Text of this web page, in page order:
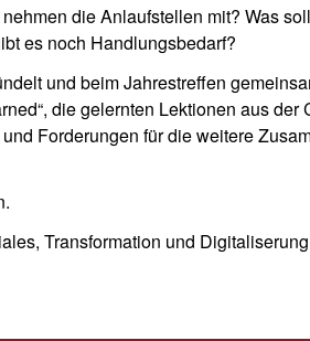
die Anlaufstellen mit? Was
es noch Handlungsbedarf?
und beim Jahrestreffen
die gelernten Lektionen aus der
Forderungen für die weitere
Transformation und Digitaliserung